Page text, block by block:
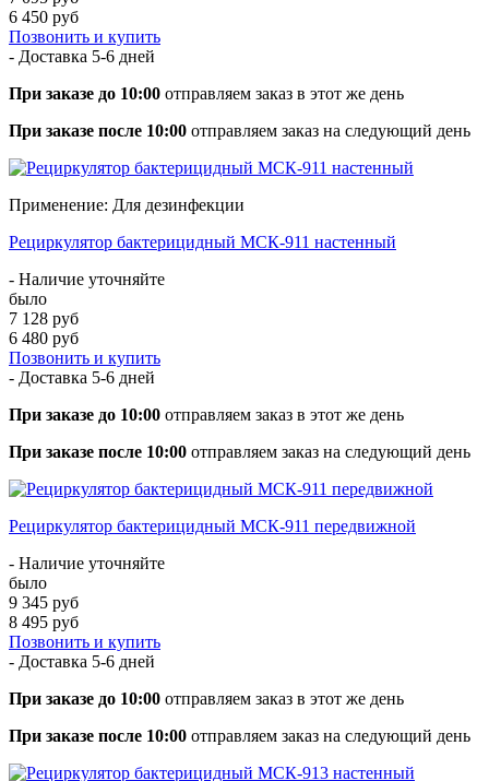
6 450 руб
Позвонить и купить
- Доставка 5-6 дней
При заказе до 10:00 отправляем заказ в этот же день
При заказе после 10:00 отправляем заказ на следующий день
Применение: Для дезинфекции
Рециркулятор бактерицидный МСК-911 настенный
- Наличие уточняйте
было
7 128 руб
6 480 руб
Позвонить и купить
- Доставка 5-6 дней
При заказе до 10:00 отправляем заказ в этот же день
При заказе после 10:00 отправляем заказ на следующий день
Рециркулятор бактерицидный МСК-911 передвижной
- Наличие уточняйте
было
9 345 руб
8 495 руб
Позвонить и купить
- Доставка 5-6 дней
При заказе до 10:00 отправляем заказ в этот же день
При заказе после 10:00 отправляем заказ на следующий день